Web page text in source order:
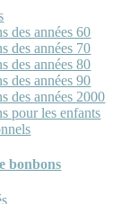
des années 60
des années 70
des années 80
des années 90
des années 2000
pour les enfants
bonbons